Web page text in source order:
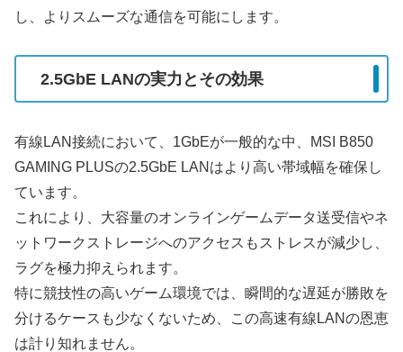
し、よりスムーズな通信を可能にします。
2.5GbE LANの実力とその効果
有線LAN接続において、1GbEが一般的な中、MSI B850
GAMING PLUSの2.5GbE LANはより高い帯域幅を確保し
ています。
これにより、大容量のオンラインゲームデータ送受信やネ
ットワークストレージへのアクセスもストレスが減少し、
ラグを極力抑えられます。
特に競技性の高いゲーム環境では、瞬間的な遅延が勝敗を
分けるケースも少なくないため、この高速有線LANの恩恵
は計り知れません。